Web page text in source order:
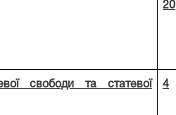
20
свободи та статевої 4